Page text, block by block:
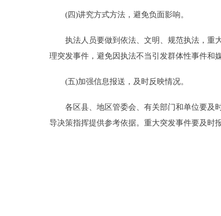
(四)讲究方式方法，避免负面影响。
执法人员要做到依法、文明、规范执法，重大
理突发事件，避免因执法不当引发群体性事件和
(五)加强信息报送，及时反映情况。
各区县、地区管委会、有关部门和单位要及时
导决策指挥提供参考依据。重大突发事件要及时